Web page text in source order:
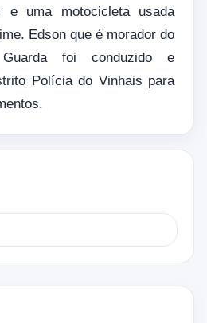
e uma motocicleta usada
Edson que é morador do
foi conduzido e
Polícia do Vinhais para